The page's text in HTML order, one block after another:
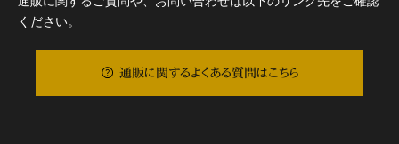
ください。
通販に関するよくある質問はこちら